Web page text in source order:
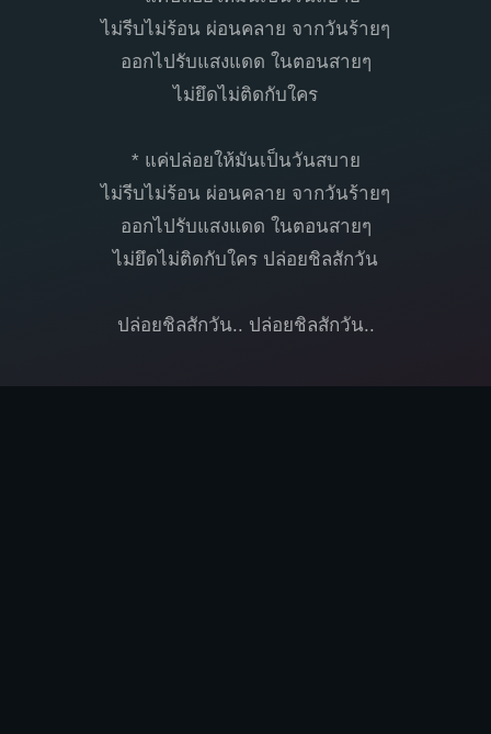
ไม่รีบไม่ร้อน ผ่อนคลาย จากวันร้ายๆ
ออกไปรับแสงแดด ในตอนสายๆ
ไม่ยึดไม่ติดกับใคร
* แค่ปล่อยให้มันเป็นวันสบาย
ไม่รีบไม่ร้อน ผ่อนคลาย จากวันร้ายๆ
ออกไปรับแสงแดด ในตอนสายๆ
ไม่ยึดไม่ติดกับใคร ปล่อยชิลสักวัน
ปล่อยชิลสักวัน.. ปล่อยชิลสักวัน..